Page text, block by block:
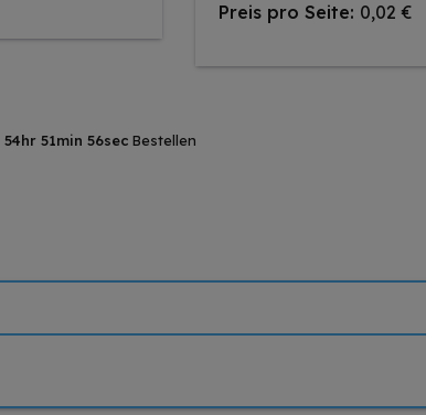
Preis pro Seite: 0,02 €
54hr 51min 55secBestellen